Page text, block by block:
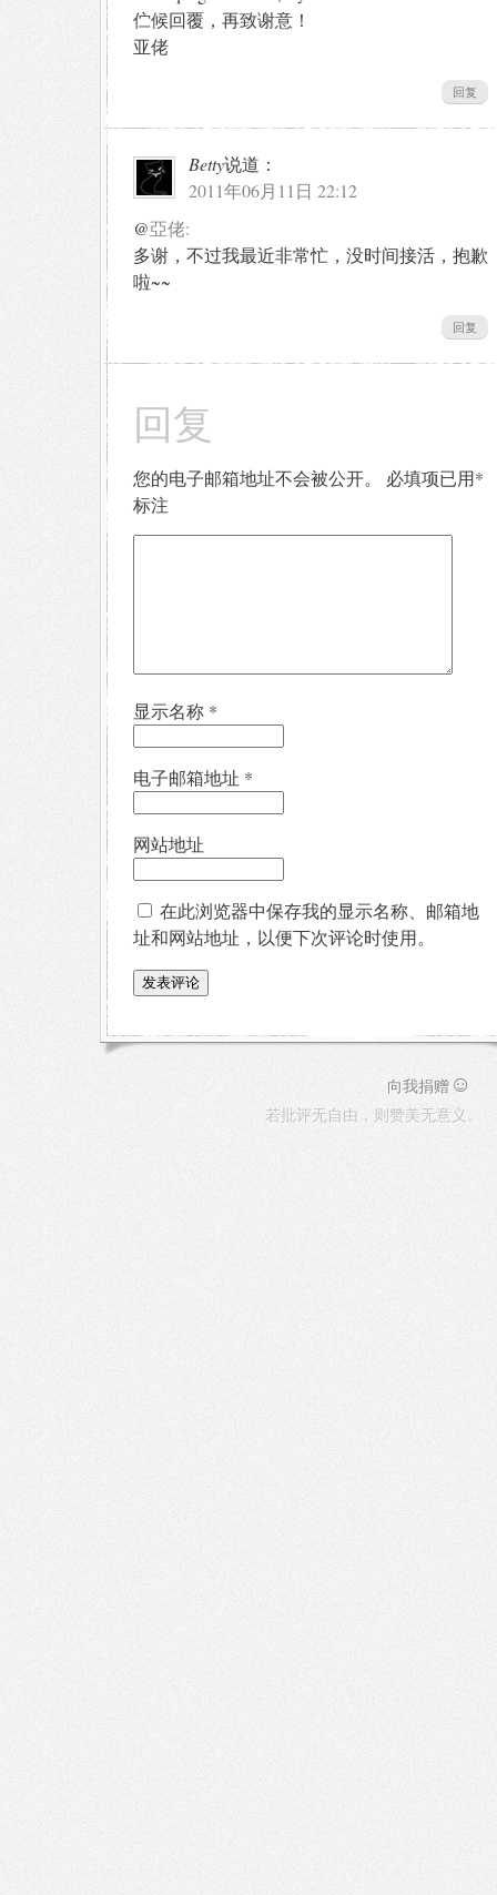
伫候回覆，再致谢意！
亚佬
回复
Betty说道：
2011年06月11日 22:12
@亞佬:
多谢，不过我最近非常忙，没时间接活，抱歉
啦~~
回复
回复
您的电子邮箱地址不会被公开。 必填项已用*
标注
显示名称 *
电子邮箱地址 *
网站地址
在此浏览器中保存我的显示名称、邮箱地
址和网站地址，以便下次评论时使用。
向我捐赠 ☺
若批评无自由，则赞美无意义。